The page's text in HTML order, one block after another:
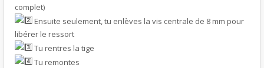
complet)
Ensuite seulement, tu enlèves la vis centrale de 8 mm pour
libérer le ressort
Tu rentres la tige
Tu remontes